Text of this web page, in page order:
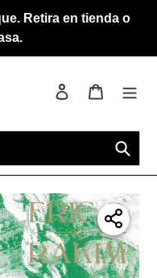
Retira en tienda o
Ingresar Carrito